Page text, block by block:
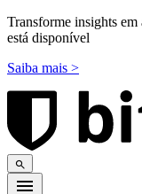
Transforme insights
está disponível
Saiba mais >